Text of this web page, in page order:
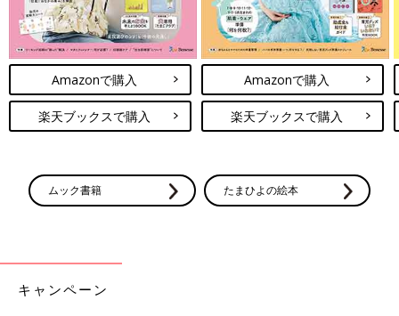
9カ月革命はほとんどの赤ちゃんに起こるものですが、時期には
個人差があります。ただ、もし赤ちゃんと視線が合わない、目と
目が合わない、ほかの人の視線や表情に関心を向けないなどが心
配な場合は、医療機関などに相談してみてもいいかもしれませ
お話・監修／遠藤利彦（えんどうとしひこ）先生
赤ちゃんに9カ月革命が起こった！コミ
ュニケーションの土台が形成する時期
Amazonで購入
楽天ブックスで購入
Amazonで購入
楽天ブックスで購入
ムック書籍 たまひよの絵本
キャンペーン